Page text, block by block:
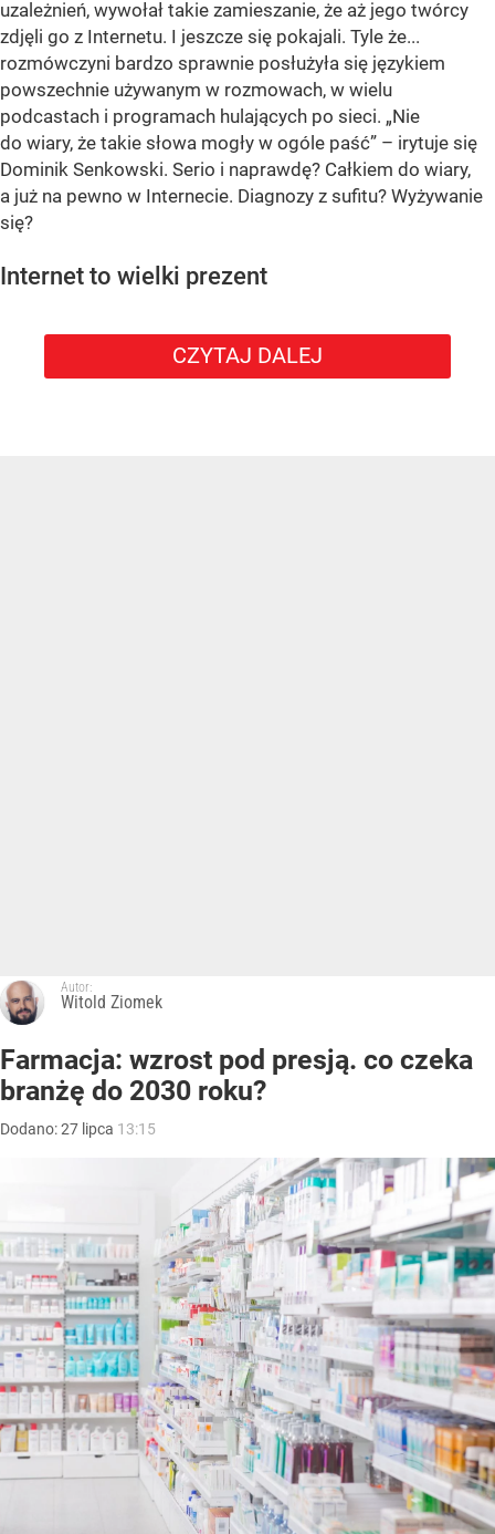
uzależnień, wywołał takie zamieszanie, że aż jego twórcy
zdjęli go z Internetu. I jeszcze się pokajali. Tyle że...
rozmówczyni bardzo sprawnie posłużyła się językiem
powszechnie używanym w rozmowach, w wielu
podcastach i programach hulających po sieci. „Nie
do wiary, że takie słowa mogły w ogóle paść” – irytuje się
Dominik Senkowski. Serio i naprawdę? Całkiem do wiary,
a już na pewno w Internecie. Diagnozy z sufitu? Wyżywanie
się?
Internet to wielki prezent
CZYTAJ DALEJ
Autor:
Witold Ziomek
Farmacja: wzrost pod presją. co czeka
branżę do 2030 roku?
Dodano:27 lipca 13:15